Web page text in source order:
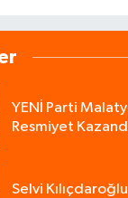
YENİ Parti
Resmiyet
Selvi